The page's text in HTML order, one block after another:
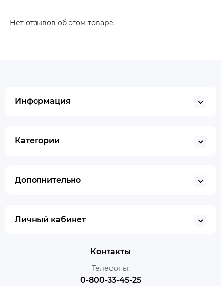
Нет отзывов об этом товаре.
Информация
Категории
Дополнительно
Личный кабинет
Контакты
Телефоны:
0-800-33-45-25